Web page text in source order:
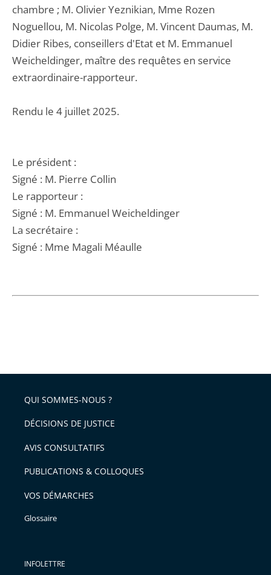
chambre ; M. Olivier Yeznikian, Mme Rozen
Noguellou, M. Nicolas Polge, M. Vincent Daumas, M.
Didier Ribes, conseillers d'Etat et M. Emmanuel
Weicheldinger, maître des requêtes en service
extraordinaire-rapporteur.
Rendu le 4 juillet 2025.
Le président :
Signé : M. Pierre Collin
Le rapporteur :
Signé : M. Emmanuel Weicheldinger
La secrétaire :
Signé : Mme Magali Méaulle
QUI SOMMES-NOUS ?
DÉCISIONS DE JUSTICE
AVIS CONSULTATIFS
PUBLICATIONS & COLLOQUES
VOS DÉMARCHES
Glossaire
INFOLETTRE